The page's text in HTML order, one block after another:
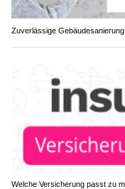
Zuverlässige
Welche Versicherung passt zu